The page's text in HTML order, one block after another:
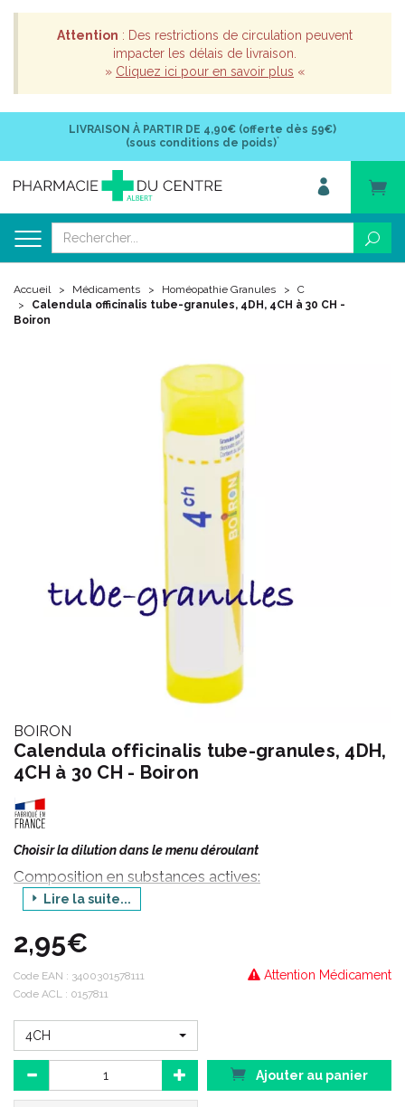
Attention : Des restrictions de circulation peuvent
impacter les délais de livraison.
» Cliquez ici pour en savoir plus «
LIVRAISON À PARTIR DE 4,90€ (offerte dès 59€)
(sous conditions de poids)*
Accueil Médicaments Homéopathie Granules
C
Calendula officinalis tube-granules, 4DH, 4CH à 30 CH -
Boiron
BOIRON
Calendula officinalis tube-granules, 4DH,
4CH à 30 CH - Boiron
Choisir la dilution dans le menu déroulant
Composition en substances actives:
CALENDULA OFFICINALIS POUR PRÉPARATIONS HOMÉOPATHIQUES
CALENDULA OFFICINALIS (Souci des Jardins ) est un
médicament homéopathique habituellement utilisé en
dermatologie, en stomatologie, en ophtalmologie et en
En dermatologie : en cas d’acnés chez les adolescents,
d'eczémas, de nécroses cutanées ou de tâches rougeâtres.
En stomatologie : en cas d'abcès dentaire, de gingivites.
Lire la suite...
2,95€
Attention Médicament
Code EAN : 3400301578111
Code ACL : 0157811
4CH
Ajouter au panier